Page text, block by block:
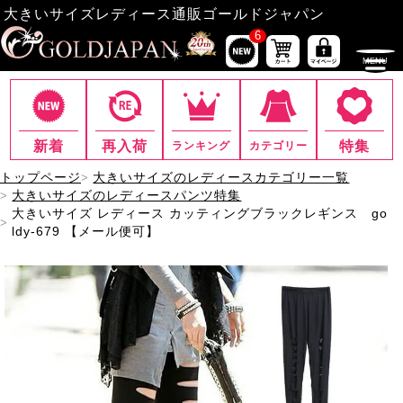
大きいサイズレディース通販ゴールドジャパン
6
新着 再入荷 ランキング カテゴリー 特集
トップページ
大きいサイズのレディースカテゴリー一覧
大きいサイズのレディースパンツ特集
大きいサイズ レディース カッティングブラックレギンス go
ldy-679 【メール便可】